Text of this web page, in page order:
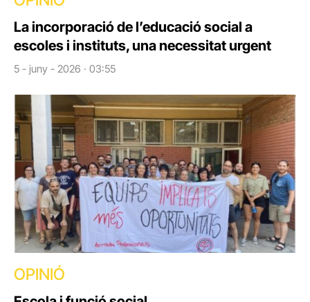
La incorporació de l’educació social a
escoles i instituts, una necessitat urgent
5 - juny - 2026 · 03:55
OPINIÓ